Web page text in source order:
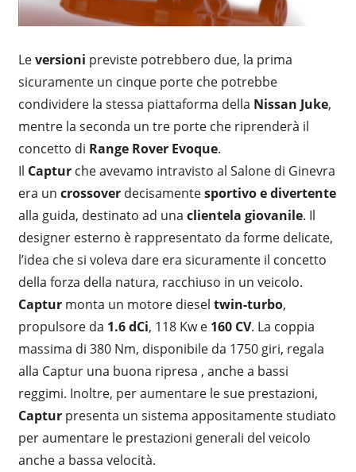
Leversioni previste potrebbero due, la prima
sicuramente un cinque porte che potrebbe
condividere la stessa piattaforma della Nissan Juke,
mentre la seconda un tre porte che riprenderà il
concetto di Range Rover Evoque.
Il Captur che avevamo intravisto al Salone di Ginevra
era un crossover decisamentesportivo e divertente
alla guida, destinato ad una clientela giovanile. Il
designer esterno è rappresentato da forme delicate,
l’idea che si voleva dare era sicuramente il concetto
della forza della natura, racchiuso in un veicolo.
Captur monta un motore diesel twin-turbo,
propulsore da 1.6 dCi, 118 Kw e 160 CV. La coppia
massima di 380 Nm, disponibile da 1750 giri, regala
alla Captur una buona ripresa , anche a bassi
reggimi. Inoltre, per aumentare le sue prestazioni,
Captur presenta un sistema appositamente studiato
per aumentare le prestazioni generali del veicolo
anche a bassa velocità.